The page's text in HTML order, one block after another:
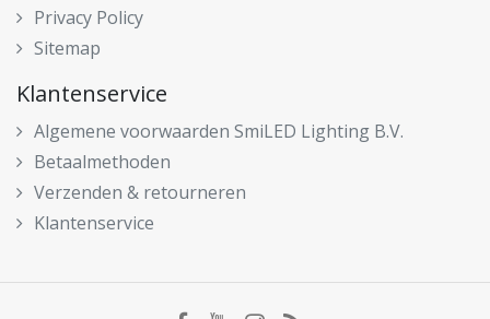
Privacy Policy
Sitemap
Klantenservice
Algemene voorwaarden SmiLED Lighting B.V.
Betaalmethoden
Verzenden & retourneren
Klantenservice